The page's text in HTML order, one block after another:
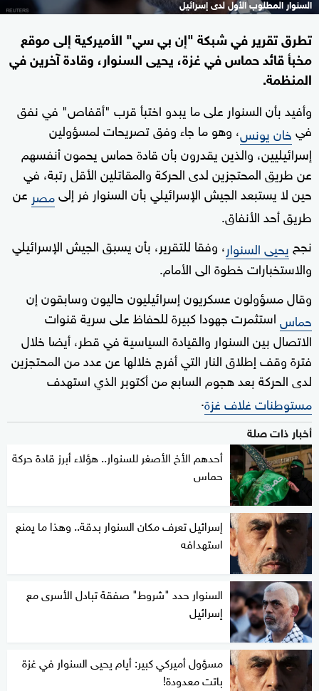
السنوار المطلوب الأول لدى إسرائيل
تطرق تقرير في شبكة "إن بي سي" الأميركية إلى موقع
مخبأ قائد حماس في غزة، يحيى السنوار، وقادة آخرين في
المنظمة.
وأفيد بأن السنوار على ما يبدو اختبأ قرب "أقفاص" في نفق
فيخان يونس، وهو ما جاء وفق تصريحات لمسؤولين
إسرائيليين، والذين يقدرون بأن قادة حماس يحمون أنفسهم
عن طريق المحتجزين لدى الحركة والمقاتلين الأقل رتبة، في
حين لا يستبعد الجيش الإسرائيلي بأن السنوار فر إلىمصر عن
طريق أحد الأنفاق.
نجح يحيى السنوار، وفقا للتقرير، بأن يسبق الجيش الإسرائيلي
والاستخبارات خطوة الى الأمام.
وقال مسؤولون عسكريون إسرائيليون حاليون وسابقون إن
حماساستثمرت جهودا كبيرة للحفاظ على سرية قنوات
الاتصال بين السنوار والقيادة السياسية في قطر، أيضا خلال
فترة وقف إطلاق النار التي أفرج خلالها عن عدد من المحتجزين
لدى الحركة بعد هجوم السابع من أكتوبر الذي استهدف
مستوطنات غلاف غزة.
أخبار ذات صلة
أحدهم الأخ الأصغر للسنوار.. هؤلاء أبرز قادة حركة
حماس
إسرائيل تعرف مكان السنوار بدقة.. وهذا ما يمنع
استهدافه
السنوار حدد "شروط" صفقة تبادل الأسرى مع
إسرائيل
مسؤول أميركي كبير: أيام يحيى السنوار في غزة
باتت معدودة!